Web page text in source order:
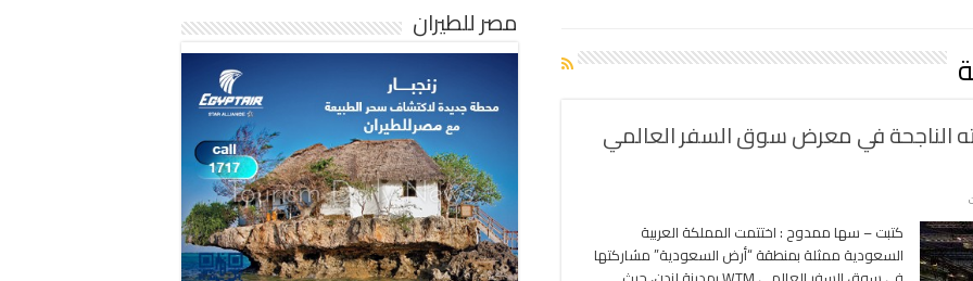
الناجحة في معرض سوق السفر العالمي
جناح
روح
السعودية
كتبت – سها ممدوح : اختتمت المملكة العربية
السعودية ممثلة بمنطقة “أرض السعودية” مشاركتها
مصر للطيران